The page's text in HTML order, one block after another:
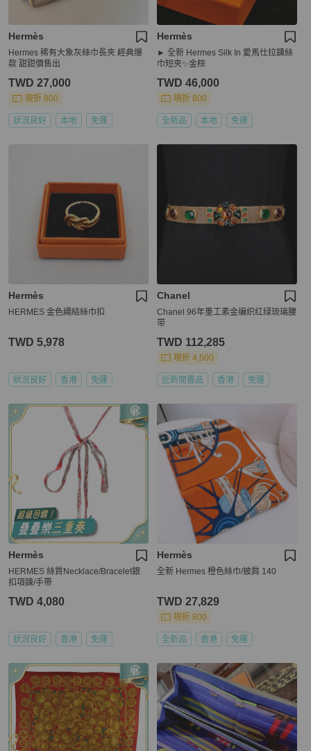
Hermès
Hermes 稀有大象灰絲巾長夾 經典爆
款 甜甜價售出
TWD 27,000
現折 800
狀況良好 本地 免運
Hermès
► 全新 Hermes Silk In 愛馬仕拉鍊絲
巾短夾✨金棕
TWD 46,000
現折 800
全新品 本地 免運
Hermès
HERMES 金色繩結絲巾扣
TWD 5,978
狀況良好 香港 免運
Chanel
Chanel 96年重工素金编织红绿琉璃腰
带
TWD 112,285
現折 4,500
近新閒置品 香港 免運
Hermès
HERMES 絲質Necklace/Bracelet銀
扣項鍊/手帶
TWD 4,080
狀況良好 香港 免運
Hermès
全新 Hermes 橙色絲巾/披肩 140
TWD 27,829
現折 800
全新品 香港 免運